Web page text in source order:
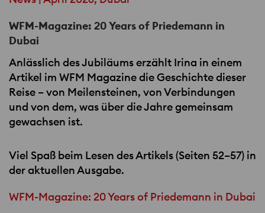
WFM-Magazine: 20 Years of Priedemann in
Dubai
Anlässlich des Jubiläums erzählt Irina in einem
Artikel im WFM Magazine die Geschichte dieser
Reise – von Meilensteinen, von Verbindungen
und von dem, was über die Jahre gemeinsam
gewachsen ist.
Viel Spaß beim Lesen des Artikels (Seiten 52–57) in
der aktuellen Ausgabe.
WFM-Magazine: 20 Years of Priedemann in Dubai